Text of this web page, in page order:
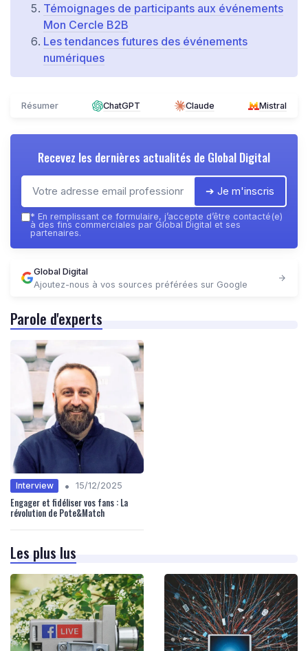
Témoignages de participants aux événements
Mon Cercle B2B
Les tendances futures des événements
numériques
Résumer ChatGPT Claude Mistral
Recevez les dernières actualités de Global Digital
➔ Je m'inscris
* En remplissant ce formulaire, j’accepte d’être contacté(e)
à des fins commerciales par Global Digital et ses
partenaires.
Global Digital
Ajoutez-nous à vos sources préférées sur Google
Parole d'experts
Interview • 15/12/2025
Engager et fidéliser vos fans : La
révolution de Pote&Match
Les plus lus